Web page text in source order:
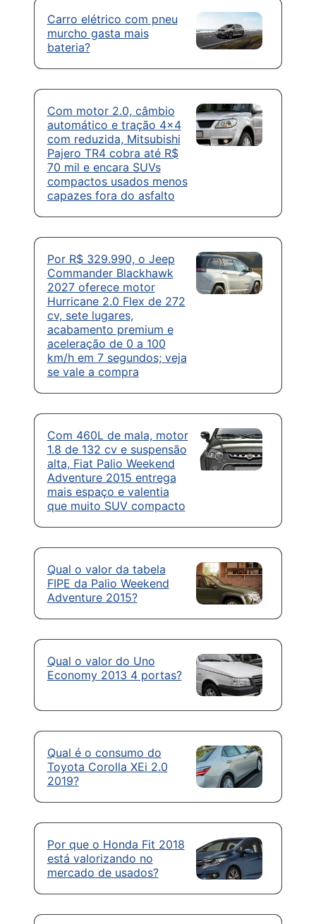
Carro elétrico com pneu
murcho gasta mais
bateria?
Com motor 2.0, câmbio
automático e tração 4×4
com reduzida, Mitsubishi
Pajero TR4 cobra até R$
70 mil e encara SUVs
compactos usados menos
capazes fora do asfalto
Por R$ 329.990, o Jeep
Commander Blackhawk
2027 oferece motor
Hurricane 2.0 Flex de 272
cv, sete lugares,
acabamento premium e
aceleração de 0 a 100
km/h em 7 segundos; veja
se vale a compra
Com 460L de mala, motor
1.8 de 132 cv e suspensão
alta, Fiat Palio Weekend
Adventure 2015 entrega
mais espaço e valentia
que muito SUV compacto
Qual o valor da tabela
FIPE da Palio Weekend
Adventure 2015?
Qual o valor do Uno
Economy 2013 4 portas?
Qual é o consumo do
Toyota Corolla XEi 2.0
2019?
Por que o Honda Fit 2018
está valorizando no
mercado de usados?